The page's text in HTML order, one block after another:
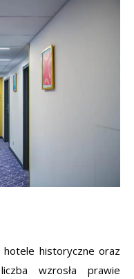
hotele historyczne oraz
wzrosła prawie